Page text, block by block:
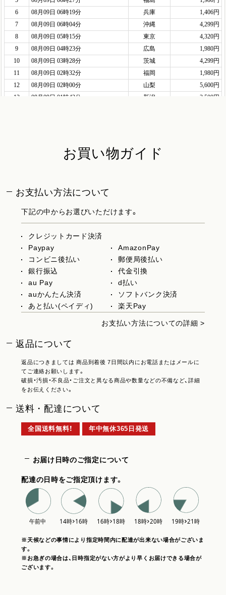
お買い物ガイド
お支払い方法について
下記の中からお選びいただけます。
クレジットカード決済
Paypay
AmazonPay
コンビニ後払い
郵便局後払い
銀行振込
代金引換
au Pay
d払い
auかんたん決済
ソフトバンク決済
あと払い(ペイディ)
楽天Pay
お支払い方法についての詳細 >
返品について
返品につきましては 商品到着後 7日間以内にお電話またはメールに
てご連絡お願いします。
破損・汚損・不良品・ご注文と異なる商品や数量などの不備など、詳細
をお伝えください。
送料・配達について
全国送料無料！ 年中無休365日発送
お届け日時のご指定について
配達の日時をご指定頂けます。
※天候などの事情により指定時間内に配達が出来ない場合がございま
す。
※お急ぎの場合は、日時指定がない方がより早くお届けできる場合が
ございます。